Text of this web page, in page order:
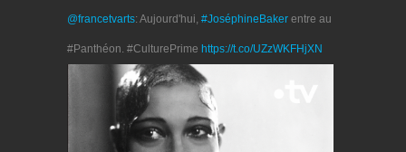
@francetvarts: Aujourd'hui, #JoséphineBaker entre au
#Panthéon. #CulturePrime https://t.co/UZzWKFHjXN